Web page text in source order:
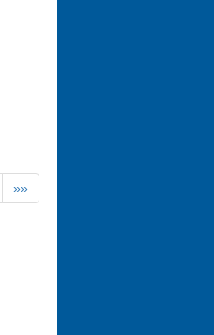
»»